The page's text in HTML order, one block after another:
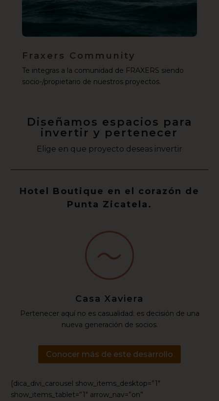
Fraxers Community
Te integras a la comunidad de FRAXERS siendo
socio-/propietario de nuestros proyectos.
Diseñamos espacios para
invertir y pertenecer
Elige en que proyecto deseas invertir
Hotel Boutique en el corazón de
Punta Zicatela.
Casa Xaviera
Pertenecer aquí no es casualidad: es decisión de una
nueva generación de socios.
Conocer más de este desarrollo
[dica_divi_carousel show_items_desktop=”1″
show_items_tablet=”1″ arrow_nav=”on”